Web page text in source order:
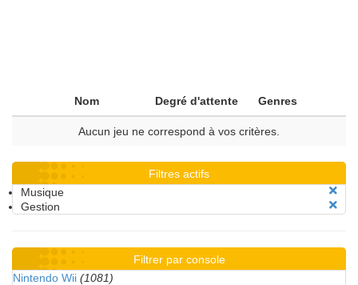
Nom Degré d'attente Genres
Aucun jeu ne correspond à vos critères.
Filtres actifs
Musique
Gestion
Filtrer par console
Nintendo Wii (1081)